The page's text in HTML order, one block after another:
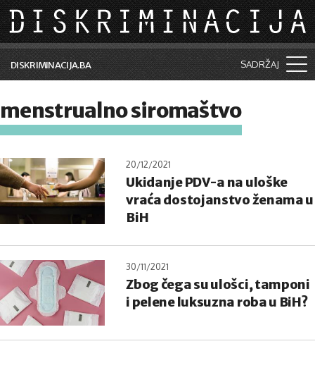
Skip to main content
DISKRIMINACIJA.BA SADRŽAJ
Vijesti i događaji
Kolumne
Saradnja sa medijima
Pretraga
menstrualno siromaštvo
20/12/2021
Ukidanje PDV-a na uloške
vraća dostojanstvo ženama u
BiH
30/11/2021
Zbog čega su ulošci, tamponi
i pelene luksuzna roba u BiH?